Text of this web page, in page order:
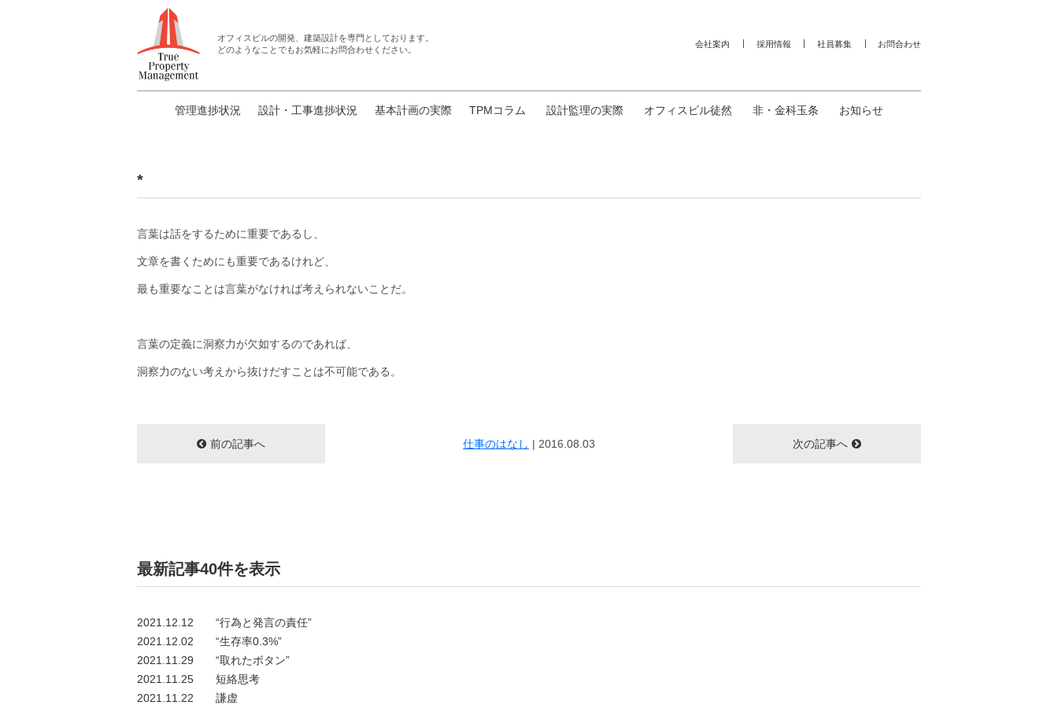
オフィスビルの開発、建築設計を専門としております。
どのようなことでもお気軽にお問合わせください。
会社案内 採用情報 社員募集 お問合わせ
管理進捗状況 設計・工事進捗状況 基本計画の実際 TPMコラム 設計監理の実際 オフィスビル徒然 非・金科玉条 お知らせ
*
言葉は話をするために重要であるし、
文章を書くためにも重要であるけれど、
最も重要なことは言葉がなければ考えられないことだ。
言葉の定義に洞察力が欠如するのであれば、
洞察力のない考えから抜けだすことは不可能である。
前の記事へ 仕事のはなし | 2016.08.03 次の記事へ
最新記事40件を表示
2021.12.12
“行為と発言の責任”
2021.12.02
“生存率0.3%”
2021.11.29
“取れたボタン”
2021.11.25
短絡思考
2021.11.22
謙虚